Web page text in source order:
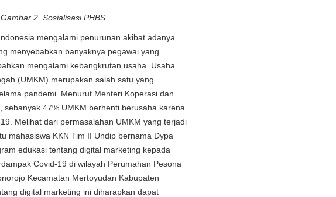
Gambar 2. Sosialisasi PHBS
mengalami penurunan akibat adanya
menyebabkan banyaknya pegawai yang
mengalami kebangkrutan usaha. Usaha
(UMKM) merupakan salah satu yang
pandemi. Menurut Menteri Koperasi dan
sebanyak 47% UMKM berhenti berusaha karena
Melihat dari permasalahan UMKM yang terjadi
mahasiswa KKN Tim II Undip bernama Dypa
edukasi tentang digital marketing kepada
Covid-19 di wilayah Perumahan Pesona
Kecamatan Mertoyudan Kabupaten
digital marketing ini diharapkan dapat